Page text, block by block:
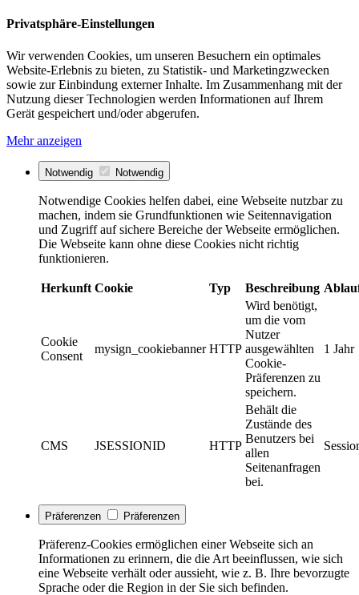
Privatsphäre-Einstellungen
Wir verwenden Cookies, um unseren Besuchern ein optimales
Website-Erlebnis zu bieten, zu Statistik- und Marketingzwecken
sowie zur Einbindung externer Inhalte. Im Zusammenhang mit der
Nutzung dieser Technologien werden Informationen auf Ihrem
Gerät gespeichert und/oder abgerufen.
Mehr anzeigen
Notwendig Notwendig
Notwendige Cookies helfen dabei, eine Webseite nutzbar zu
machen, indem sie Grundfunktionen wie Seitennavigation
und Zugriff auf sichere Bereiche der Webseite ermöglichen.
Die Webseite kann ohne diese Cookies nicht richtig
funktionieren.
Herkunft Cookie Typ Beschreibung
Cookie
Consent
mysign_cookiebanner HTTP
Wird benötigt,
um die vom
Nutzer
ausgewählten
Cookie-
Präferenzen zu
speichern.
1 Jahr
CMS JSESSIONID HTTP
Behält die
Zustände des
Benutzers bei
allen
Seitenanfragen
bei.
Präferenzen Präferenzen
Präferenz-Cookies ermöglichen einer Webseite sich an
Informationen zu erinnern, die die Art beeinflussen, wie sich
eine Webseite verhält oder aussieht, wie z. B. Ihre bevorzugte
Sprache oder die Region in der Sie sich befinden.